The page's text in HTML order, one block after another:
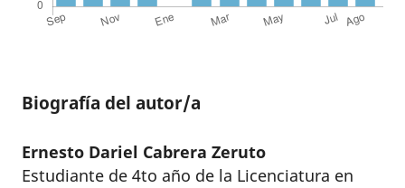
Biografía del autor/a
Ernesto Dariel Cabrera Zeruto
Estudiante de 4to año de la Licenciatura en